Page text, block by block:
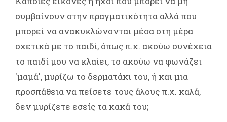
συμβαίνουν στην πραγματικότητα αλλά που
μπορεί να ανακυκλώνονται μέσα στη μέρα
σχετικά με το παιδί, όπως π.χ. ακούω συνέχεια
το παιδί μου να κλαίει, το ακούω να φωνάζει
'μαμά', μυρίζω το δερματάκι του, ή και μια
προσπάθεια να πείσετε τους άλους π.χ. καλά,
δεν μυρίζετε εσείς τα κακά του;